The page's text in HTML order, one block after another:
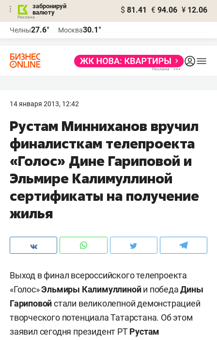
забронируй
валюту
$ 81.41 € 94.06 ¥ 12.06
Челны27.6° Москва30.1°
14 января 2013, 12:42
Рустам Минниханов вручил
финалисткам телепроекта
«Голос» Дине Гариповой и
Эльмире Калимуллиной
сертификаты на получение
жилья
Выход в финал всероссийского телепроекта
«Голос»Эльмиры Калимуллинойи победаДины
Гариповойстали великолепной демонстрацией
творческого потенциала Татарстана. Об этом
заявил сегодня президент РТРустам